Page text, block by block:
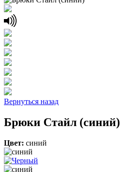
Вернуться назад
Брюки Стайл (синий)
Цвет: синий